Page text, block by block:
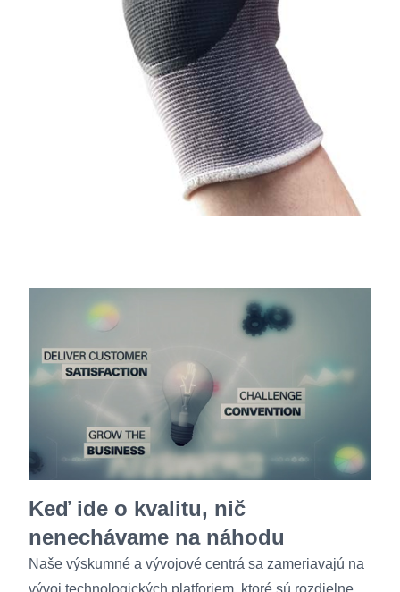
Keď ide o kvalitu, nič
nenechávame na náhodu
Naše výskumné a vývojové centrá sa zameriavajú na
vývoj technologických platforiem, ktoré sú rozdielne